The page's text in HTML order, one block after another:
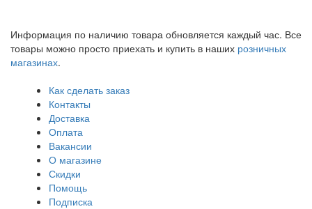
Информация по наличию товара обновляется каждый час. Все
товары можно просто приехать и купить в наших розничных
магазинах.
Как сделать заказ
Контакты
Доставка
Оплата
Вакансии
О магазине
Скидки
Помощь
Подписка